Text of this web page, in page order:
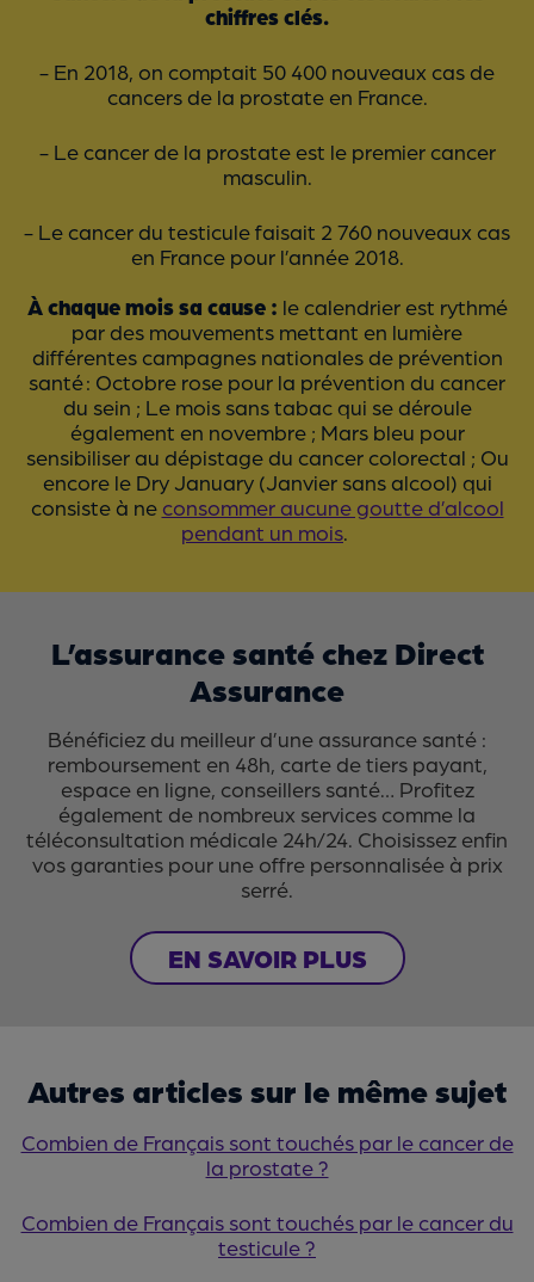
chiffres clés.
- En 2018, on comptait 50 400 nouveaux cas de
cancers de la prostate en France.
- Le cancer de la prostate est le premier cancer
masculin.
- Le cancer du testicule faisait 2 760 nouveaux cas
en France pour l’année 2018.
À chaque mois sa cause : le calendrier est rythmé
par des mouvements mettant en lumière
différentes campagnes nationales de prévention
santé : Octobre rose pour la prévention du cancer
du sein ; Le mois sans tabac qui se déroule
également en novembre ; Mars bleu pour
sensibiliser au dépistage du cancer colorectal ; Ou
encore le Dry January (Janvier sans alcool) qui
consiste à ne consommer aucune goutte d’alcool
pendant un mois
L’assurance santé chez Direct
Assurance
Bénéficiez du meilleur d’une assurance santé :
remboursement en 48h, carte de tiers payant,
espace en ligne, conseillers santé… Profitez
également de nombreux services comme la
téléconsultation médicale 24h/24. Choisissez enfin
vos garanties pour une offre personnalisée à prix
serré.
EN SAVOIR PLUS
Autres articles sur le même sujet
Combien de Français sont touchés par le cancer de
la prostate ?
Combien de Français sont touchés par le cancer du
testicule ?